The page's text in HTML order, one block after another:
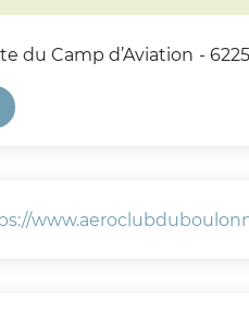
du Camp d’Aviation -